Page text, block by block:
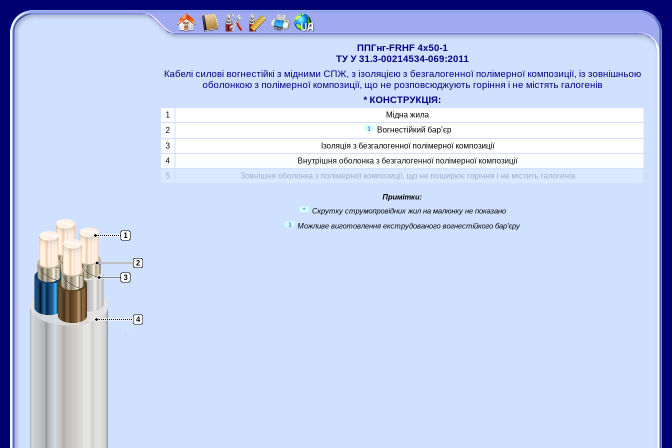
1
2
3
4
ППГнг-FRHF 4x50-1
ТУ У 31.3-00214534-069:2011
Кабелі силові вогнестійкі з мідними СПЖ, з ізоляцією з безгалогенної полімерної композиції, із зовнішньою
оболонкою з полімерної композиції, що не розповсюджують горіння і не містять галогенів
* КОНСТРУКЦІЯ:
1
Мідна жила
2
1
Вогнестійкий бар’єр
3
Ізоляція з безгалогенної полімерної композиції
4
Внутрішня оболонка з безгалогенної полімерної композиції
5
Зовнішня оболонка з полімерної композиції, що не поширює горіння і не містить галогенів
Примітки:
* Скрутку струмопровідних жил на малюнку не показано
1 Можливе виготовлення екструдованого вогнестійкого бар’єру